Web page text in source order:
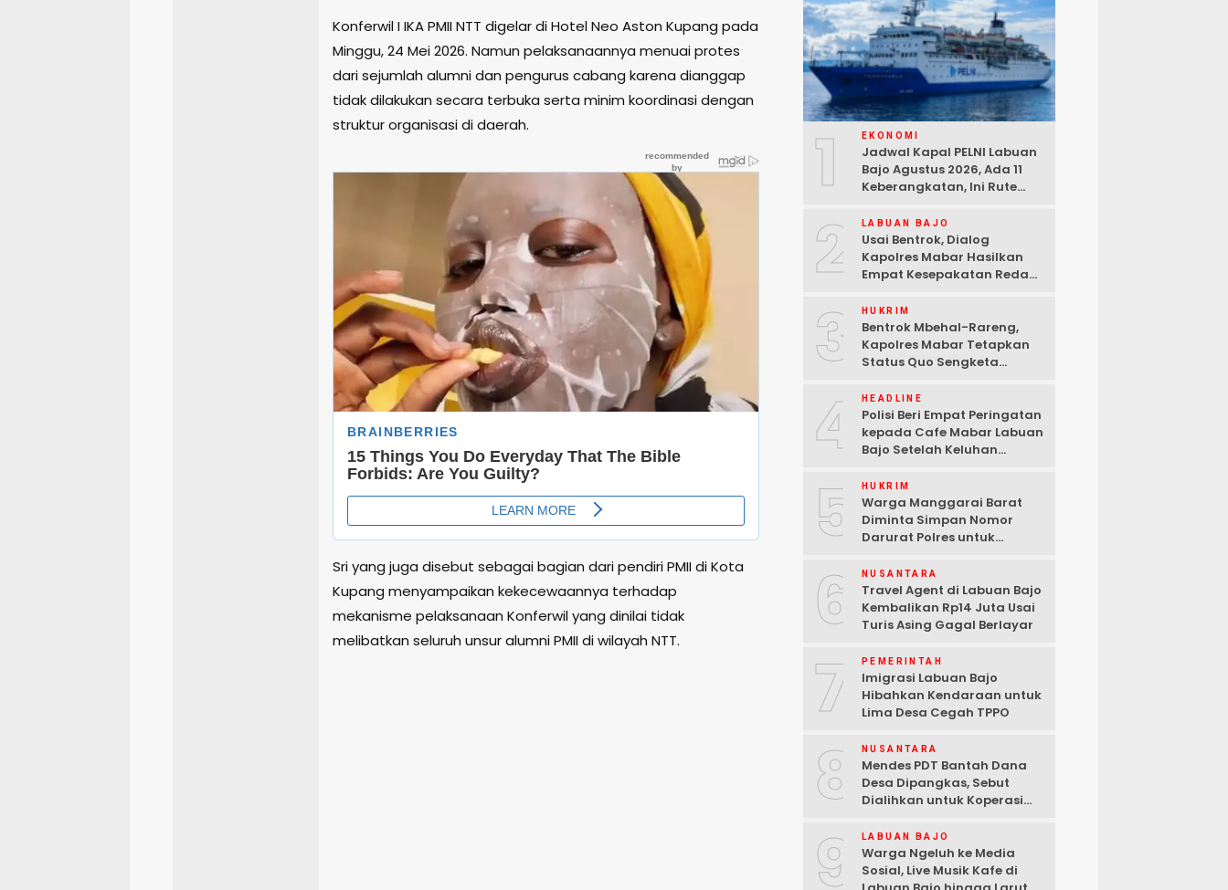
Konferwil I IKA PMII NTT digelar di Hotel Neo Aston Kupang pada
Minggu, 24 Mei 2026. Namun pelaksanaannya menuai protes
dari sejumlah alumni dan pengurus cabang karena dianggap
tidak dilakukan secara terbuka serta minim koordinasi dengan
struktur organisasi di daerah.
Sri yang juga disebut sebagai bagian dari pendiri PMII di Kota
Kupang menyampaikan kekecewaannya terhadap
mekanisme pelaksanaan Konferwil yang dinilai tidak
melibatkan seluruh unsur alumni PMII di wilayah NTT.
1 EKONOMI
Jadwal Kapal PELNI Labuan
Bajo Agustus 2026, Ada 11
Keberangkatan, Ini Rute
2 LABUAN BAJO
Usai Bentrok, Dialog
Kapolres Mabar Hasilkan
Empat Kesepakatan Redam
3 HUKRIM
Bentrok Mbehal-Rareng,
Kapolres Mabar Tetapkan
Status Quo Sengketa
4 HEADLINE
Polisi Beri Empat Peringatan
kepada Cafe Mabar Labuan
Bajo Setelah Keluhan
5 HUKRIM
Warga Manggarai Barat
Diminta Simpan Nomor
Darurat Polres untuk
6 NUSANTARA
Travel Agent di Labuan Bajo
Kembalikan Rp14 Juta Usai
Turis Asing Gagal Berlayar
7 PEMERINTAH
Imigrasi Labuan Bajo
Hibahkan Kendaraan untuk
Lima Desa Cegah TPPO
8 NUSANTARA
Mendes PDT Bantah Dana
Desa Dipangkas, Sebut
Dialihkan untuk Koperasi
9 LABUAN BAJO
Warga Ngeluh ke Media
Sosial, Live Musik Kafe di